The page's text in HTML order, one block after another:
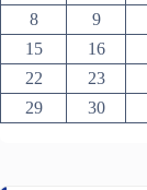
8
9
15
16
22
23
29
30